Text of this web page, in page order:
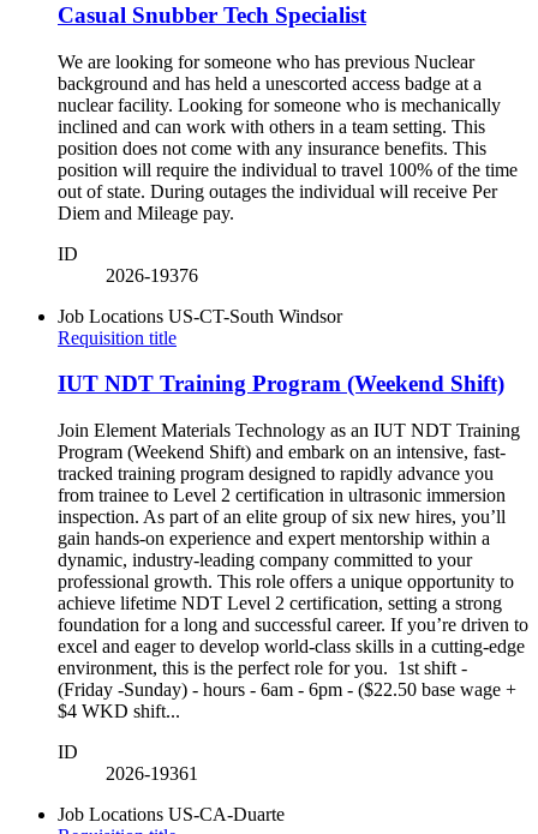
Casual Snubber Tech Specialist
We are looking for someone who has previous Nuclear
background and has held a unescorted access badge at a
nuclear facility. Looking for someone who is mechanically
inclined and can work with others in a team setting. This
position does not come with any insurance benefits. This
position will require the individual to travel 100% of the time
out of state. During outages the individual will receive Per
Diem and Mileage pay.
ID
2026-19376
Job Locations US-CT-South Windsor
Requisition title
IUT NDT Training Program (Weekend Shift)
Join Element Materials Technology as an IUT NDT Training
Program (Weekend Shift) and embark on an intensive, fast-
tracked training program designed to rapidly advance you
from trainee to Level 2 certification in ultrasonic immersion
inspection. As part of an elite group of six new hires, you’ll
gain hands-on experience and expert mentorship within a
dynamic, industry-leading company committed to your
professional growth. This role offers a unique opportunity to
achieve lifetime NDT Level 2 certification, setting a strong
foundation for a long and successful career. If you’re driven to
excel and eager to develop world-class skills in a cutting-edge
environment, this is the perfect role for you. 1st shift -
(Friday -Sunday) - hours - 6am - 6pm - ($22.50 base wage +
$4 WKD shift...
ID
2026-19361
Job Locations US-CA-Duarte